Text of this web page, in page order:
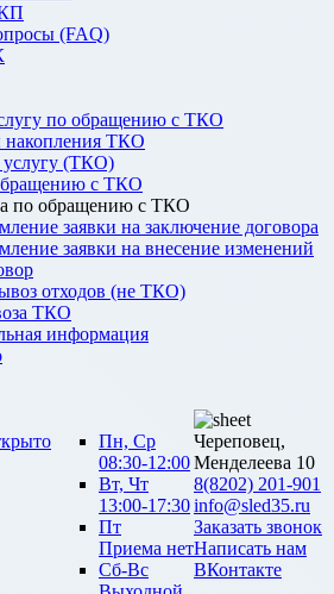
(FAQ)
по обращению с ТКО
ТКО
услугу (ТКО)
с ТКО
по обращению с ТКО
заявки на заключение договора
заявки на внесение изменений
отходов (не ТКО)
ТКО
информация
Пн, Ср
08:30-12:00
Вт, Чт
13:00-17:30
Пт
Приема нет
Сб-Вс
Череповец,
Менделеева 10
8(8202) 201-901
info@sled35.ru
Заказать звонок
Написать нам
ВКонтакте